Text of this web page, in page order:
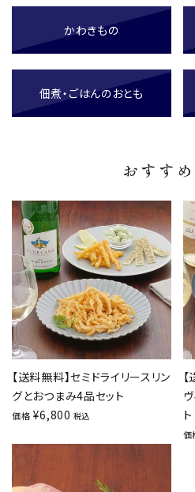
かわきもの
佃煮・ごはんのおとも
おすす
【送料無料】セミドライリースリン
グとおつまみ4品セット
価格 ¥6,800 税込
ト
価